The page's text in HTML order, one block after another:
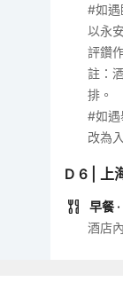
#如遇
以永
評鑽
註：
排。
#如遇
改為
D6
早餐
酒店內